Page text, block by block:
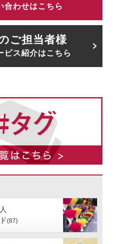
合わせはこちら
ご担当者様
ビス紹介はこちら
(87)